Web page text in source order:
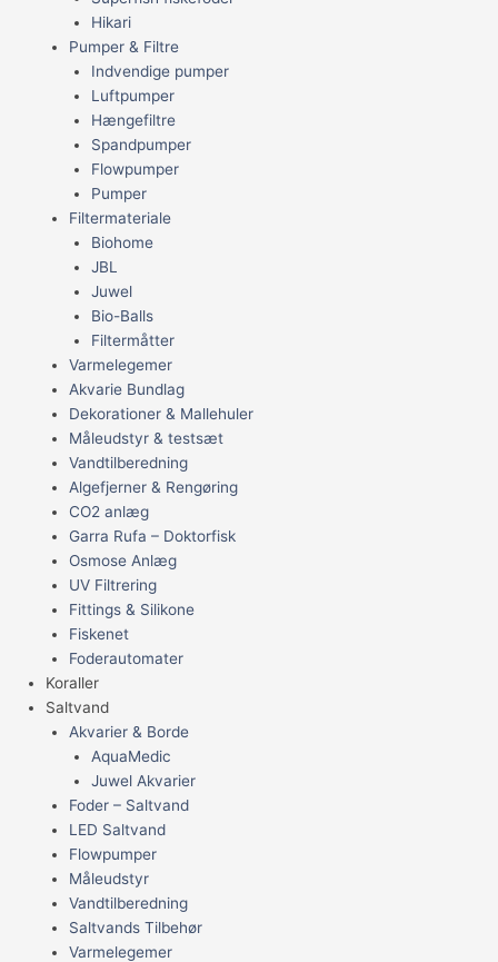
Hikari
Pumper & Filtre
Indvendige pumper
Luftpumper
Hængefiltre
Spandpumper
Flowpumper
Pumper
Filtermateriale
Biohome
JBL
Juwel
Bio-Balls
Filtermåtter
Varmelegemer
Akvarie Bundlag
Dekorationer & Mallehuler
Måleudstyr & testsæt
Vandtilberedning
Algefjerner & Rengøring
CO2 anlæg
Garra Rufa – Doktorfisk
Osmose Anlæg
UV Filtrering
Fittings & Silikone
Fiskenet
Foderautomater
Koraller
Saltvand
Akvarier & Borde
AquaMedic
Juwel Akvarier
Foder – Saltvand
LED Saltvand
Flowpumper
Måleudstyr
Vandtilberedning
Saltvands Tilbehør
Varmelegemer